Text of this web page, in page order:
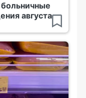
августа